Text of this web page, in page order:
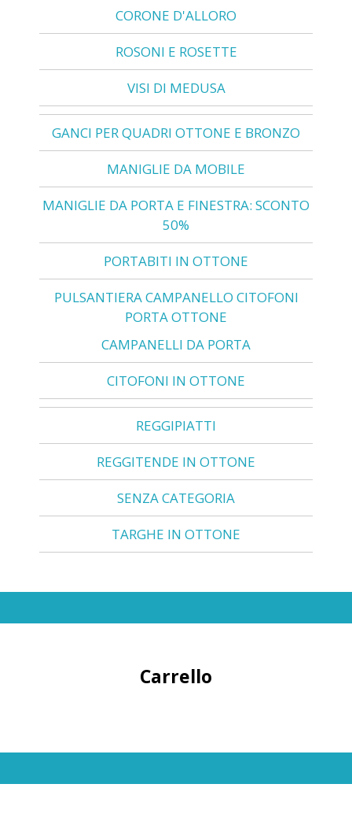
CORONE D'ALLORO
ROSONI E ROSETTE
VISI DI MEDUSA
GANCI PER QUADRI OTTONE E BRONZO
MANIGLIE DA MOBILE
MANIGLIE DA PORTA E FINESTRA: SCONTO
50%
PORTABITI IN OTTONE
PULSANTIERA CAMPANELLO CITOFONI
PORTA OTTONE
CAMPANELLI DA PORTA
CITOFONI IN OTTONE
REGGIPIATTI
REGGITENDE IN OTTONE
SENZA CATEGORIA
TARGHE IN OTTONE
Carrello